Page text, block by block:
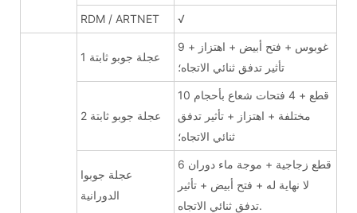
RDM / ARTNET √
عجلة جوبو ثابتة 1
9 غوبوس + فتح أبيض + اهتزاز +
تأثير تدفق ثنائي الاتجاه؛
عجلة جوبو ثابتة 2
10 قطع + 4 فتحات شعاع بأحجام
مختلفة + اهتزاز + تأثير تدفق
ثنائي الاتجاه؛
عجلة جوبوا
الدورانية
6 قطع زجاجية + موجة ماء دوران
لا نهاية له + فتح أبيض + تأثير
تدفق ثنائي الاتجاه.